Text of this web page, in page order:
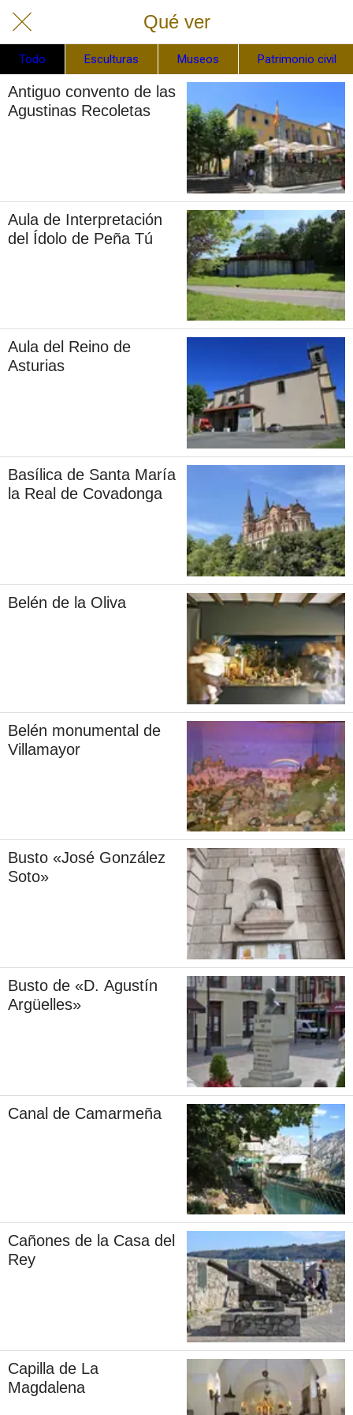
Qué ver
Todo Esculturas Museos Patrimonio civil
Antiguo convento de las
Agustinas Recoletas
Aula de Interpretación
del Ídolo de Peña Tú
Aula del Reino de
Asturias
Basílica de Santa María
la Real de Covadonga
Belén de la Oliva
Belén monumental de
Villamayor
Busto «José González
Soto»
Busto de «D. Agustín
Argüelles»
Canal de Camarmeña
Cañones de la Casa del
Rey
Capilla de La
Magdalena